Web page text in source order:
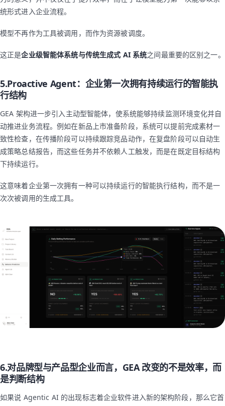
统形式进入企业流程。
模型不再作为工具被调用，而作为资源被调度。
这正是企业级智能体系统与传统生成式 AI 系统之间最重要的区别之一。
5.Proactive Agent：企业第一次拥有持续运行的智能执
行结构
GEA 架构进一步引入主动型智能体，使系统能够持续监测环境变化并自
动推进业务流程。例如在新品上市准备阶段，系统可以提前完成素材一
致性检查，在传播阶段可以持续跟踪竞品动作，在复盘阶段可以自动生
成策略总结报告，而这些任务并不依赖人工触发，而是在既定目标结构
下持续运行。
这意味着企业第一次拥有一种可以持续运行的智能执行结构，而不是一
次次被调用的生成工具。
6.对品牌型与产品型企业而言，GEA 改变的不是效率，而
是判断结构
如果说 Agentic AI 的出现标志着企业软件进入新的架构阶段，那么它首